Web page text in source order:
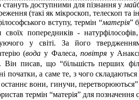
доступними для пізнання у
(такі як мікроскоп, телескоп та
вступу, термін “матерія”
своїх попередників -
у світі. За його
(вода у Фалеса,повітря у
писав, що “більшість перших
початки, а саме те, з чого
вони, гинучи,
термін “матерія” для позначення